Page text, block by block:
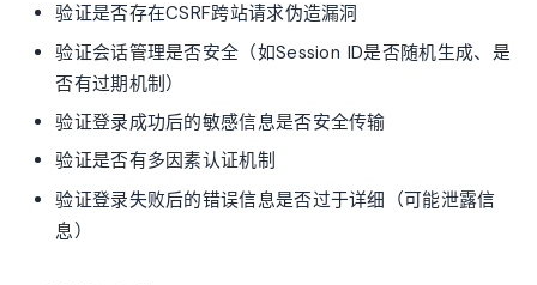
验证是否存在CSRF跨站请求伪造漏洞
验证会话管理是否安全（如Session ID是否随机生成、是
否有过期机制）
验证登录成功后的敏感信息是否安全传输
验证是否有多因素认证机制
验证登录失败后的错误信息是否过于详细（可能泄露信
息）